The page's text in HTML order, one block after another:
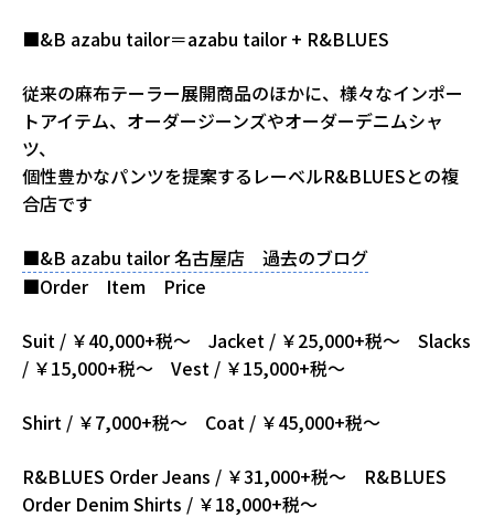
■&B azabu tailor＝azabu tailor + R&BLUES
従来の麻布テーラー展開商品のほかに、様々なインポー
トアイテム、オーダージーンズやオーダーデニムシャ
ツ、
個性豊かなパンツを提案するレーベルR&BLUESとの複
合店です
■&B azabu tailor 名古屋店 過去のブログ
■Order Item Price
Suit / ￥40,000+税～ Jacket / ￥25,000+税～ Slacks
/ ￥15,000+税～ Vest / ￥15,000+税～
Shirt / ￥7,000+税～ Coat / ￥45,000+税～
R&BLUES Order Jeans / ￥31,000+税～ R&BLUES
Order Denim Shirts / ￥18,000+税～